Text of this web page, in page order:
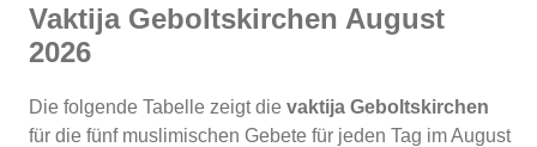
Vaktija Geboltskirchen August
2026
Die folgende Tabelle zeigt die vaktija Geboltskirchen
für die fünf muslimischen Gebete für jeden Tag im August